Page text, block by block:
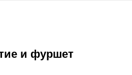
и фуршет